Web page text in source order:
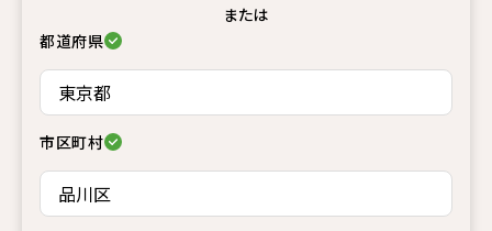
または
都道府県
市区町村